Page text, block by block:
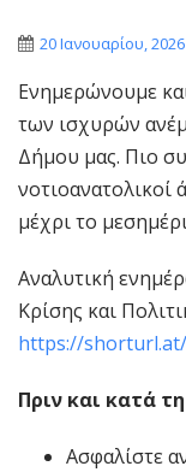
20 Ιανουαρίου, 2026
Ενημερώνουμε
των ισχυρών
Δήμου μας. Πιο
νοτιοανατολικοί
μέχρι το
Αναλυτική
Κρίσης και
https://
Πριν και κατά
Ασφαλίστε